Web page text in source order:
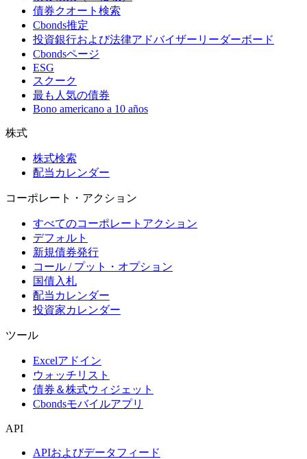
債券クオート検索
Cbonds推定
投資銀行および法律アドバイザーリーダーボード
Cbondsページ
ESG
スクーク
最も人気の債券
Bono americano a 10 años
株式
株式検索
配当カレンダー
コーポレート・アクション
すべてのコーポレートアクション
デフォルト
新規債券発行
コール / プット・オプション
国債入札
配当カレンダー
投資家カレンダー
ツール
Excelアドイン
ウォッチリスト
債券＆株式ウィジェット
Cbondsモバイルアプリ
API
APIおよびデータフィード